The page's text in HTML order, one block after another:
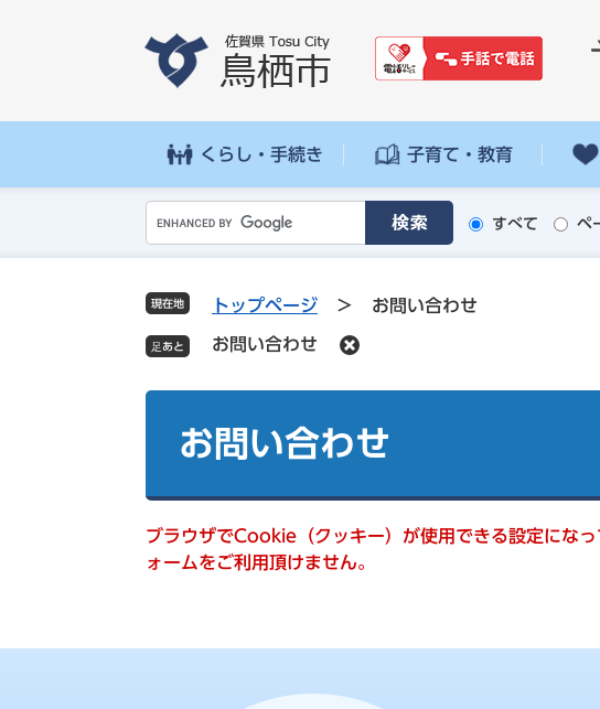
先
を
くらし・手続き 子育て・教育
o
g
l
e
ス
索
すべて ペ
現在地 トップページ > お問い合わせ
お問い合わせ
お問い合わせ
ブラウザでCookie（クッキー）が使用できる設定にな
ォームをご利用頂けません。